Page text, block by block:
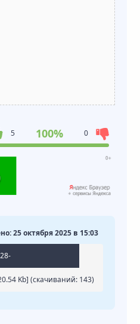
5 100% 0
25 октября 2025 в 15:03
Kb] (cкачиваний: 143)